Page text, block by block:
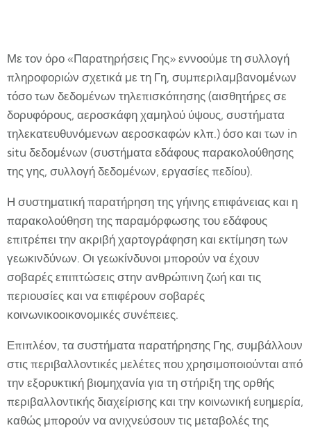
Με τον όρο «Παρατηρήσεις Γης» εννοούμε τη συλλογή
πληροφοριών σχετικά με τη Γη, συμπεριλαμβανομένων
τόσο των δεδομένων τηλεπισκόπησης (αισθητήρες σε
δορυφόρους, αεροσκάφη χαμηλού ύψους, συστήματα
τηλεκατευθυνόμενων αεροσκαφών κλπ.) όσο και των in
situ δεδομένων (συστήματα εδάφους παρακολούθησης
της γης, συλλογή δεδομένων, εργασίες πεδίου).
Η συστηματική παρατήρηση της γήινης επιφάνειας και η
παρακολούθηση της παραμόρφωσης του εδάφους
επιτρέπει την ακριβή χαρτογράφηση και εκτίμηση των
γεωκινδύνων. Οι γεωκίνδυνοι μπορούν να έχουν
σοβαρές επιπτώσεις στην ανθρώπινη ζωή και τις
περιουσίες και να επιφέρουν σοβαρές
κοινωνικοοικονομικές συνέπειες.
Επιπλέον, τα συστήματα παρατήρησης Γης, συμβάλλουν
στις περιβαλλοντικές μελέτες που χρησιμοποιούνται από
την εξορυκτική βιομηχανία για τη στήριξη της ορθής
περιβαλλοντικής διαχείρισης και την κοινωνική ευημερία,
καθώς μπορούν να ανιχνεύσουν τις μεταβολές της